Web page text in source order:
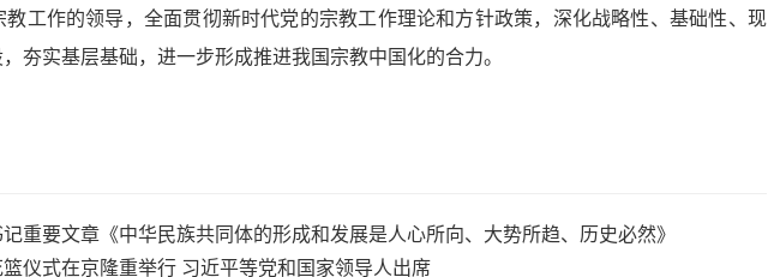
工作的领导，全面贯彻新时代党的宗教工作理论和方针政策，深化战略性、基础性、现
夯实基层基础，进一步形成推进我国宗教中国化的合力。
重要文章《中华民族共同体的形成和发展是人心所向、大势所趋、历史必然》
仪式在京隆重举行 习近平等党和国家领导人出席